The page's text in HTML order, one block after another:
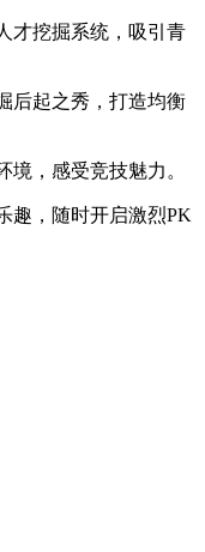
才挖掘系统，吸引青
后起之秀，打造均衡
，感受竞技魅力。
趣，随时开启激烈PK